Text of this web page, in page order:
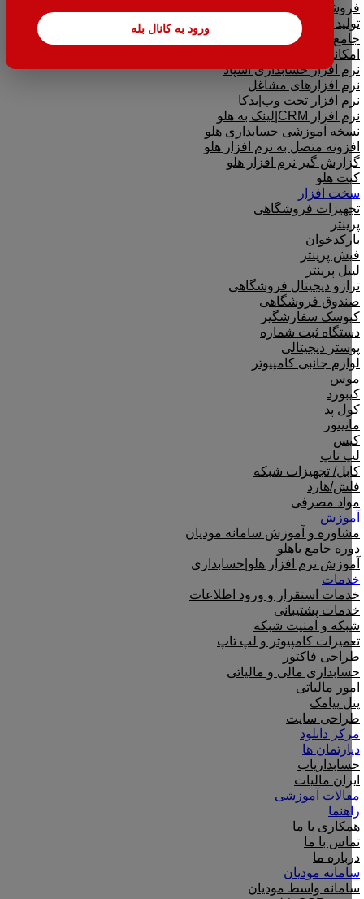
ورود به کانال بله
فروشگاهی
تولیدی
جامع و صنعتی
امکانات افزودنی ( کیت های عمومی )
نرم افزار حسابداری اسپاد
نرم افزارهای مشاغل
نرم افزار تحت وب|بدکا
نرم افزار CRM|لینک به هلو
نسخه آموزشی حسابداری هلو
افزونه متصل به نرم افزار هلو
گزارش گیر نرم افزار هلو
کیت هلو
سخت افزار
تجهیزات فروشگاهی
پرینتر
بارکدخوان
فیش پرینتر
لیبل پرینتر
ترازو دیجیتال فروشگاهی
صندوق فروشگاهی
کیوسک سفارشگیر
دستگاه ثبت شماره
پوستر دیجیتالی
لوازم جانبی کامپیوتر
موس
کیبورد
کول پد
مانیتور
کیس
لپ تاپ
کابل/ تجهیزات شبکه
فلش/هارد
مواد مصرفی
آموزش
مشاوره و آموزش سامانه مودیان
دوره جامع باهلو
آموزش نرم افزار هلو|حسابداری
خدمات
خدمات استقرار و ورود اطلاعات
خدمات پشتیبانی
شبکه و امنیت شبکه
تعمیرات کامپیوتر و لپ تاپ
طراحی فاکتور
حسابداری مالی و مالیاتی
امور مالیاتی
پنل پیامک
طراحی سایت
مرکز دانلود
دپارتمان ها
حسابداریاب
ایران مالیات
مقالات آموزشی
راهنما
همکاری با ما
تماس با ما
درباره ما
سامانه مودیان
سامانه واسط مودیان